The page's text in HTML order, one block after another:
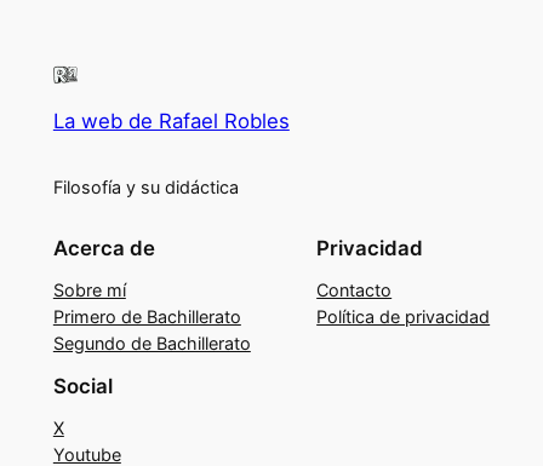
La web de Rafael Robles
Filosofía y su didáctica
Acerca de
Sobre mí
Primero de Bachillerato
Segundo de Bachillerato
Privacidad
Contacto
Política de privacidad
Social
X
Youtube